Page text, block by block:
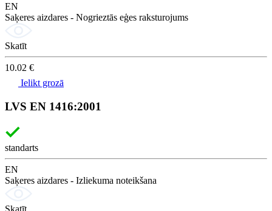
EN
Saķeres aizdares - Nogrieztās eģes raksturojums
Skatīt
10.02 €
Ielikt grozā
LVS EN 1416:2001
standarts
EN
Saķeres aizdares - Izliekuma noteikšana